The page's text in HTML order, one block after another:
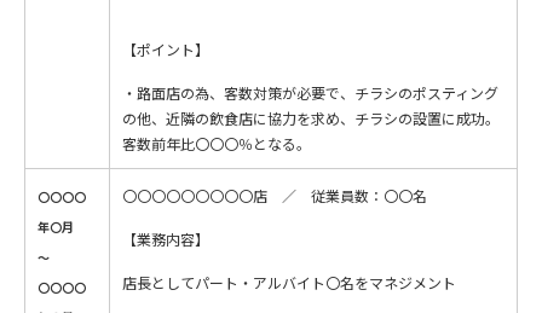
【ポイント】
・路面店の為、客数対策が必要で、チラシのポスティング
の他、近隣の飲食店に協力を求め、チラシの設置に成功。
客数前年比〇〇〇％となる。
〇〇〇〇
年〇月
～
〇〇〇〇
〇〇〇〇〇〇〇〇〇店 ／ 従業員数：〇〇名
【業務内容】
店長としてパート・アルバイト〇名をマネジメント